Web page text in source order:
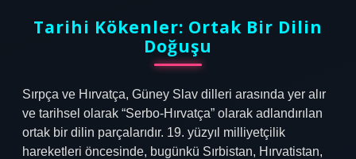
Tarihi Kökenler: Ortak Bir Dilin
Doğuşu
Sırpça ve Hırvatça, Güney Slav dilleri arasında yer alır
ve tarihsel olarak “Serbo-Hırvatça” olarak adlandırılan
ortak bir dilin parçalarıdır. 19. yüzyıl milliyetçilik
hareketleri öncesinde, bugünkü Sırbistan, Hırvatistan,